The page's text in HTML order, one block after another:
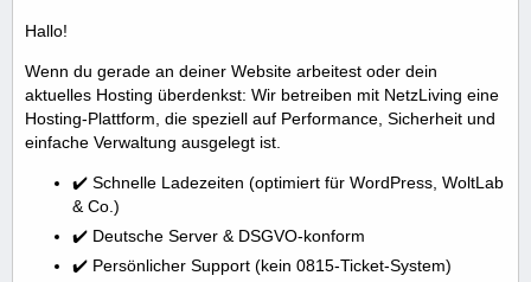
End
Hallo!
Wenn du gerade an deiner Website arbeitest oder dein
aktuelles Hosting überdenkst: Wir betreiben mit NetzLiving eine
Hosting-Plattform, die speziell auf Performance, Sicherheit und
einfache Verwaltung ausgelegt ist.
✔️ Schnelle Ladezeiten (optimiert für WordPress, WoltLab
& Co.)
✔️ Deutsche Server & DSGVO-konform
✔️ Persönlicher Support (kein 0815-Ticket-System)